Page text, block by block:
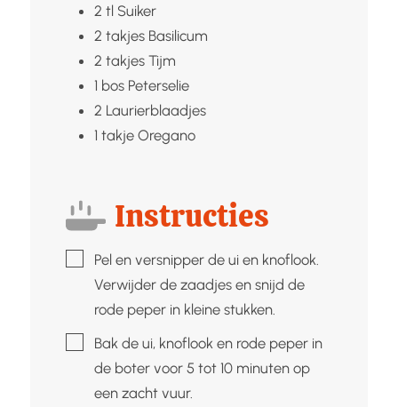
2 tl Suiker
2 takjes Basilicum
2 takjes Tijm
1 bos Peterselie
2 Laurierblaadjes
1 takje Oregano
Instructies
▢Pel en versnipper de ui en knoflook.
Verwijder de zaadjes en snijd de
rode peper in kleine stukken.
▢Bak de ui, knoflook en rode peper in
de boter voor 5 tot 10 minuten op
een zacht vuur.